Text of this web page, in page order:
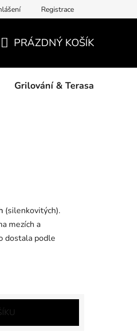
informace a odkazy ÚKZÚZ
Registrace
KOŠÍK
PRÁZDNÝ KOŠÍK
Grilování & Terasa
(silenkovitých).
mezích a
dostala podle